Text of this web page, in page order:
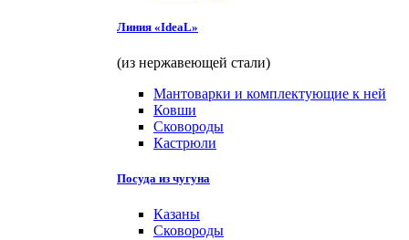
Линия «IdeaL»
(из нержавеющей стали)
Мантоварки и комплектующие к ней
Ковши
Сковороды
Кастрюли
Посуда из чугуна
Казаны
Сковороды